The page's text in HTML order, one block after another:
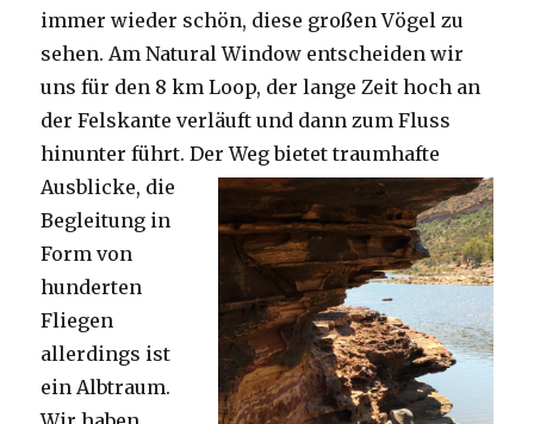
immer wieder schön, diese großen Vögel zu
sehen. Am Natural Window entscheiden wir
uns für den 8 km Loop, der lange Zeit hoch an
der Felskante verläuft und dann zum Fluss
hinunter führt. Der Weg bietet traumhafte
Ausblicke, die
Begleitung in
Form von
hunderten
Fliegen
allerdings ist
ein Albtraum.